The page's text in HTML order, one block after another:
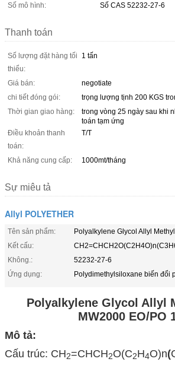
Số mô hình:
Số CAS 52232-27-6
Thanh toán
Số lượng đặt hàng tối
thiểu:
1 tấn
Giá bán:
negotiate
chi tiết đóng gói:
trọng lượng tịnh 200 KGS
Thời gian giao hàng:
trong vòng 25 ngày sau khi
toán tạm ứng
Điều khoản thanh
toán:
T/T
Khả năng cung cấp: 1000mt/tháng
Sự miêu tả
Allyl POLYETHER
Tên sản phẩm:
Polyalkylene Glycol Allyl
Kết cấu:
Không.:
52232-27-6
Ứng dụng:
Polydimethylsiloxane biến đổi
Polyalkylene Glycol Allyl
MW2000 EO/PO
Mô tả:
Cấu trúc: CH2=CHCH2O(C2H4O)n(